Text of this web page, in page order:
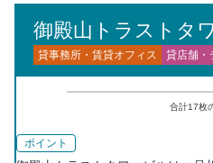
御殿山トラストタ
貸事務所・賃貸オフィス 貸店舗・
合計17枚
ポイント